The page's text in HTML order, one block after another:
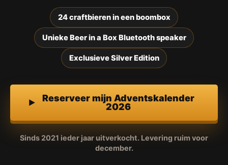
24 craftbieren in een boombox
Unieke Beer in a Box Bluetooth speaker
Exclusieve Silver Edition
Reserveer mijn Adventskalender
2026
Sinds 2021 ieder jaar uitverkocht. Levering ruim voor
december.